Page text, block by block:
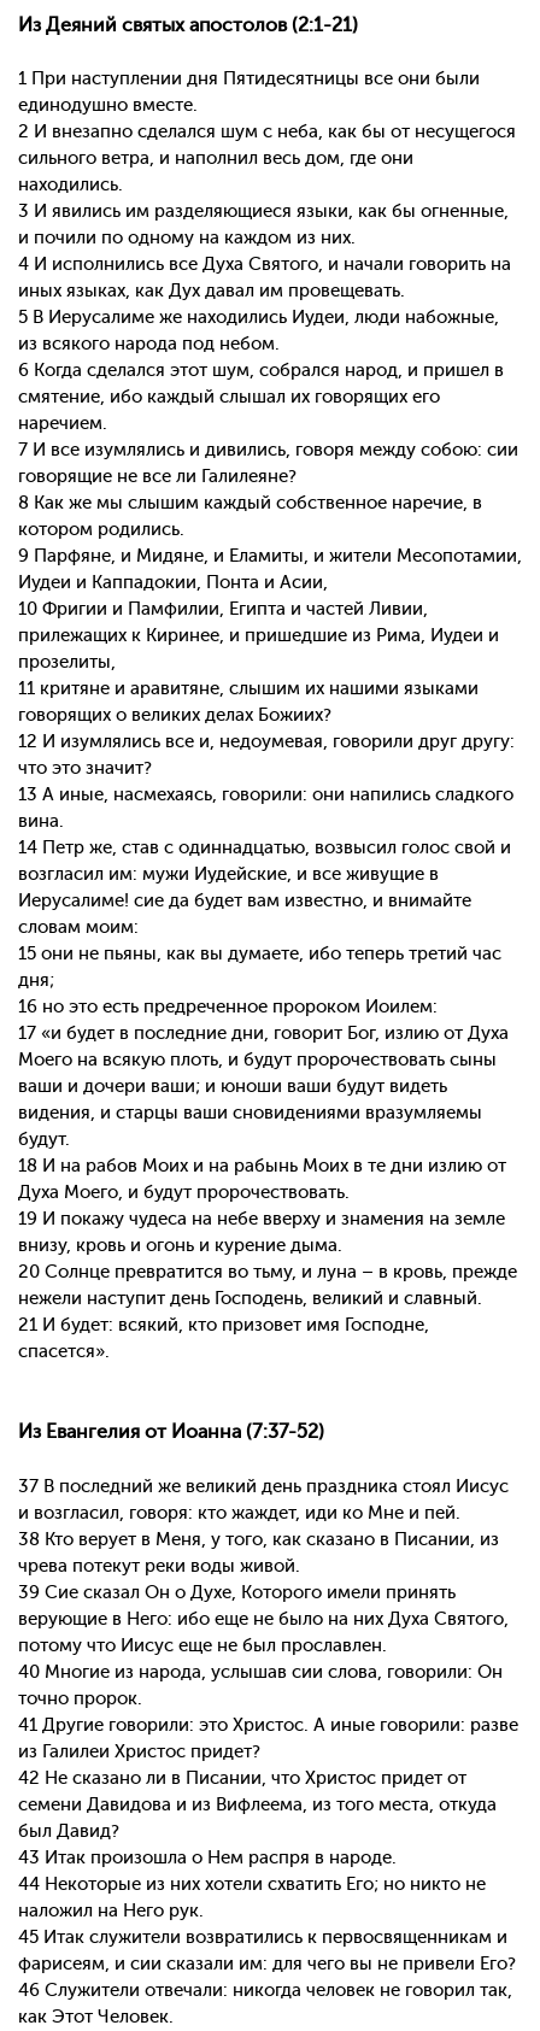
Из Деяний святых апостолов (2:1-21)
1 При наступлении дня Пятидесятницы все они были
единодушно вместе.
2 И внезапно сделался шум с неба, как бы от несущегося
сильного ветра, и наполнил весь дом, где они
находились.
3 И явились им разделяющиеся языки, как бы огненные,
и почили по одному на каждом из них.
4 И исполнились все Духа Святого, и начали говорить на
иных языках, как Дух давал им провещевать.
5 В Иерусалиме же находились Иудеи, люди набожные,
из всякого народа под небом.
6 Когда сделался этот шум, собрался народ, и пришел в
смятение, ибо каждый слышал их говорящих его
наречием.
7 И все изумлялись и дивились, говоря между собою: сии
говорящие не все ли Галилеяне?
8 Как же мы слышим каждый собственное наречие, в
котором родились.
9 Парфяне, и Мидяне, и Еламиты, и жители Месопотамии,
Иудеи и Каппадокии, Понта и Асии,
10 Фригии и Памфилии, Египта и частей Ливии,
прилежащих к Киринее, и пришедшие из Рима, Иудеи и
прозелиты,
11 критяне и аравитяне, слышим их нашими языками
говорящих о великих делах Божиих?
12 И изумлялись все и, недоумевая, говорили друг другу:
что это значит?
13 А иные, насмехаясь, говорили: они напились сладкого
вина.
14 Петр же, став с одиннадцатью, возвысил голос свой и
возгласил им: мужи Иудейские, и все живущие в
Иерусалиме! сие да будет вам известно, и внимайте
словам моим:
15 они не пьяны, как вы думаете, ибо теперь третий час
дня;
16 но это есть предреченное пророком Иоилем:
17 «и будет в последние дни, говорит Бог, излию от Духа
Моего на всякую плоть, и будут пророчествовать сыны
ваши и дочери ваши; и юноши ваши будут видеть
видения, и старцы ваши сновидениями вразумляемы
будут.
18 И на рабов Моих и на рабынь Моих в те дни излию от
Духа Моего, и будут пророчествовать.
19 И покажу чудеса на небе вверху и знамения на земле
внизу, кровь и огонь и курение дыма.
20 Солнце превратится во тьму, и луна – в кровь, прежде
нежели наступит день Господень, великий и славный.
21 И будет: всякий, кто призовет имя Господне,
спасется».
Из Евангелия от Иоанна (7:37-52)
37 В последний же великий день праздника стоял Иисус
и возгласил, говоря: кто жаждет, иди ко Мне и пей.
38 Кто верует в Меня, у того, как сказано в Писании, из
чрева потекут реки воды живой.
39 Сие сказал Он о Духе, Которого имели принять
верующие в Него: ибо еще не было на них Духа Святого,
потому что Иисус еще не был прославлен.
40 Многие из народа, услышав сии слова, говорили: Он
точно пророк.
41 Другие говорили: это Христос. А иные говорили: разве
из Галилеи Христос придет?
42 Не сказано ли в Писании, что Христос придет от
семени Давидова и из Вифлеема, из того места, откуда
был Давид?
43 Итак произошла о Нем распря в народе.
44 Некоторые из них хотели схватить Его; но никто не
наложил на Него рук.
45 Итак служители возвратились к первосвященникам и
фарисеям, и сии сказали им: для чего вы не привели Его?
46 Служители отвечали: никогда человек не говорил так,
как Этот Человек.